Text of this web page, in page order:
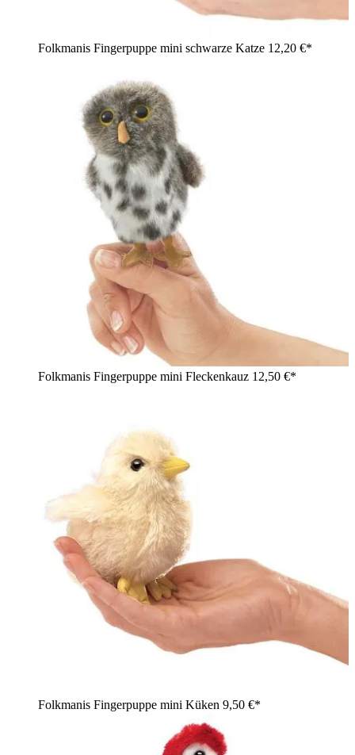
Folkmanis Fingerpuppe mini schwarze Katze 12,20 €*
Folkmanis Fingerpuppe mini Fleckenkauz 12,50 €*
Folkmanis Fingerpuppe mini Küken 9,50 €*